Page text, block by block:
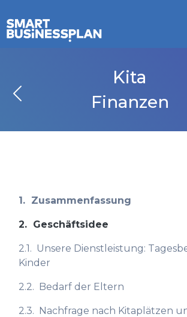
Kita
Finanzen
1. Zusammenfassung
2. Geschäftsidee
2.1. Unsere Dienstleistung:
Kinder
2.2. Bedarf der Eltern
2.3. Nachfrage nach Kitaplätzen